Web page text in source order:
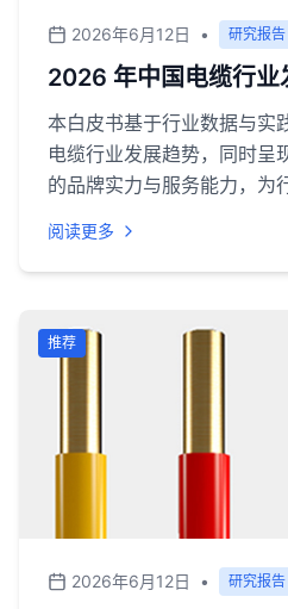
2026年6月12日 • 研究报告
2026 年中国电缆行业
本白皮书基于行业数据与
电缆行业发展趋势，同时呈
的品牌实力与服务能力，为
阅读更多
推荐
2026年6月12日 • 研究报告